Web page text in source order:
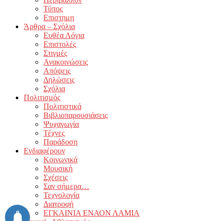
Τύπος
Επιστημη
Άρθρα – Σχόλια
Ευθέα Λόγια
Επιστολές
Στιγμές
Ανακοινώσεις
Απόψεις
Δηλώσεις
Σχόλια
Πολιτισμός
Πολιτιστικά
Βιβλιοπαρουσιάσεις
Ψυχαγωγία
Τέχνες
Παράδοση
Ενδιαφέρουν
Κοινωνικά
Μουσική
Σχέσεις
Σαν σήμερα…
Τεχνολογία
Διατροφή
ΕΓΚΑΙΝΙΑ ΕΝΑΟΝ ΛΑΜΙΑ